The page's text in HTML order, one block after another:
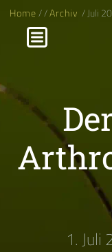
Home//Archiv / Juli
1. Juli